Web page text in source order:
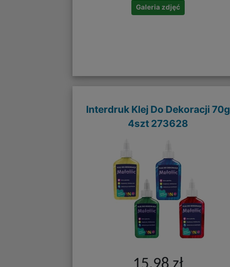
Galeria zdjęć
Interdruk Klej Do Dekoracji 70g
4szt 273628